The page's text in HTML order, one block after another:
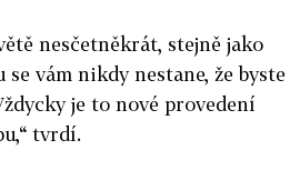
nesčetněkrát, stejně jako
vám nikdy nestane, že byste
je to nové provedení
tvrdí.